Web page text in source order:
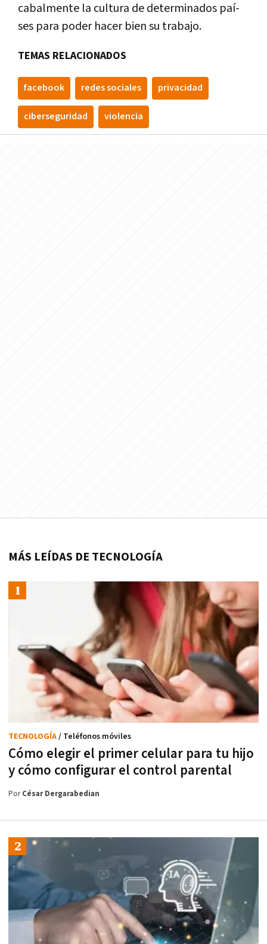
cabalmente la cultura de determinados paí­
ses para poder hacer bien su trabajo.
TEMAS RELACIONADOS
facebook redes sociales privacidad
ciberseguridad violencia
MÁS LEÍDAS DE TECNOLOGÍA
Cómo elegir el primer celular para tu hijo
y cómo configurar el control parental
TECNOLOGÍA/ Teléfonos móviles
PorCésar Dergarabedian